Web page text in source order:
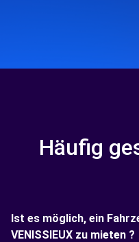
Häufig
Ist es möglich, ein
VENISSIEUX zu mieten ?